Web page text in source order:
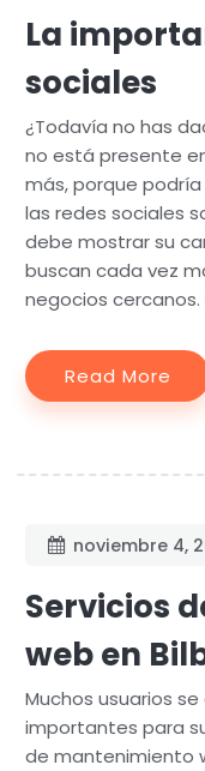
La
sociales
¿Todavía no has
no está presente
más, porque
las redes sociales
debe mostrar su
buscan cada vez
negocios cercanos.
Read More
noviembre 4,
Servicios
web en
Muchos usuarios
importantes para
de mantenimiento